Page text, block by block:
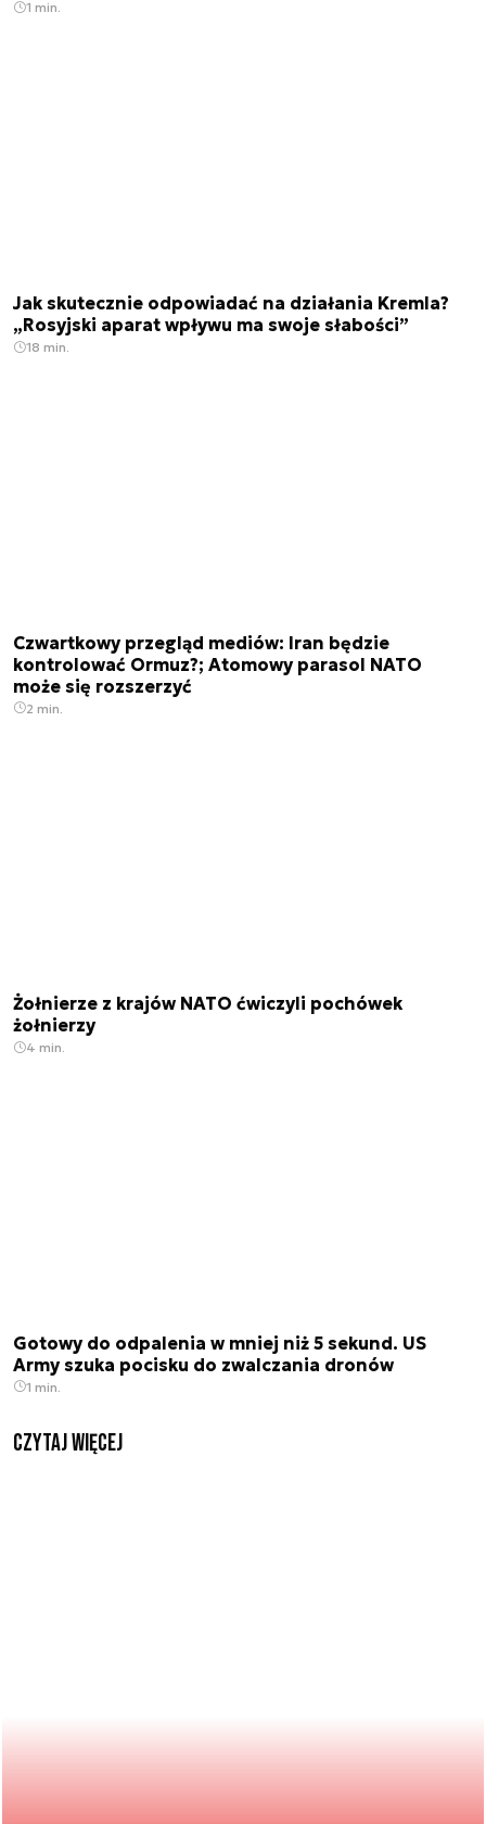
1 min.
Jak skutecznie odpowiadać na działania Kremla?
„Rosyjski aparat wpływu ma swoje słabości”
18 min.
Czwartkowy przegląd mediów: Iran będzie
kontrolować Ormuz?; Atomowy parasol NATO
może się rozszerzyć
2 min.
Żołnierze z krajów NATO ćwiczyli pochówek
żołnierzy
4 min.
Gotowy do odpalenia w mniej niż 5 sekund. US
Army szuka pocisku do zwalczania dronów
1 min.
czytaj więcej